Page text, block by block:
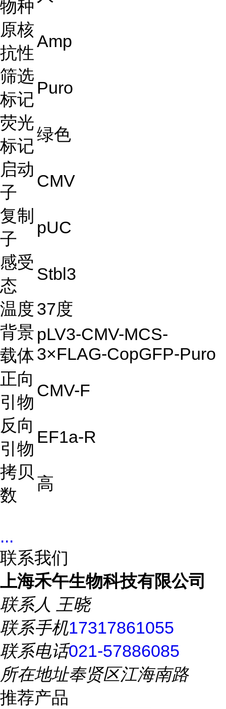
物种
原核
抗性
Amp
筛选
标记
Puro
荧光
标记
绿色
启动
子
CMV
复制
子
pUC
感受
态
Stbl3
温度37度
背景
载体
pLV3-CMV-MCS-
3×FLAG-CopGFP-Puro
正向
引物
CMV-F
反向
引物
EF1a-R
拷贝
数
高
...
联系我们
上海禾午生物科技有限公司
联系人 王晓
联系手机17317861055
联系电话021-57886085
所在地址奉贤区江海南路
推荐产品